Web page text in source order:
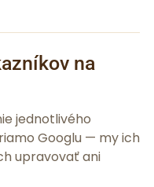
na
jednotlivého
Googlu — my ich
upravovať ani